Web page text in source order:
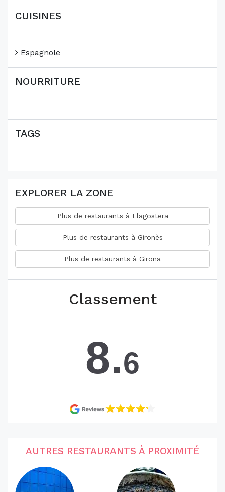
CUISINES
Espagnole
NOURRITURE
TAGS
EXPLORER LA ZONE
Plus de restaurants à Llagostera
Plus de restaurants à Gironès
Plus de restaurants à Girona
Classement
8.6
AUTRES RESTAURANTS À PROXIMITÉ